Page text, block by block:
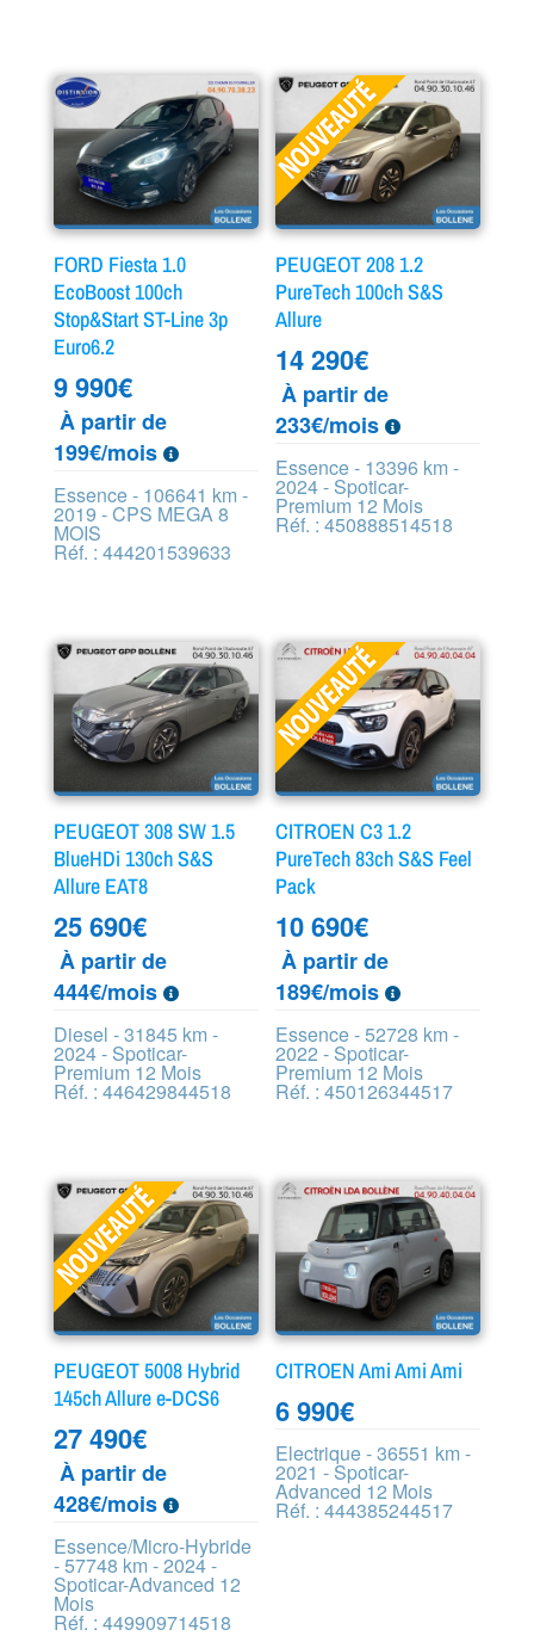
FORD Fiesta 1.0
EcoBoost 100ch
Stop&Start ST-Line 3p
Euro6.2
9 990€
À partir de
199€/mois
Essence - 106641 km -
2019 - CPS MEGA 8
MOIS
Réf. : 444201539633
PEUGEOT 208 1.2
PureTech 100ch S&S
Allure
14 290€
À partir de
233€/mois
Essence - 13396 km -
2024 - Spoticar-
Premium 12 Mois
Réf. : 450888514518
PEUGEOT 308 SW 1.5
BlueHDi 130ch S&S
Allure EAT8
25 690€
À partir de
444€/mois
Diesel - 31845 km -
2024 - Spoticar-
Premium 12 Mois
Réf. : 446429844518
CITROEN C3 1.2
PureTech 83ch S&S Feel
Pack
10 690€
À partir de
189€/mois
Essence - 52728 km -
2022 - Spoticar-
Premium 12 Mois
Réf. : 450126344517
PEUGEOT 5008 Hybrid
145ch Allure e-DCS6
27 490€
À partir de
428€/mois
Essence/Micro-Hybride
- 57748 km - 2024 -
Spoticar-Advanced 12
Mois
Réf. : 449909714518
CITROEN Ami Ami Ami
6 990€
Electrique - 36551 km -
2021 - Spoticar-
Advanced 12 Mois
Réf. : 444385244517